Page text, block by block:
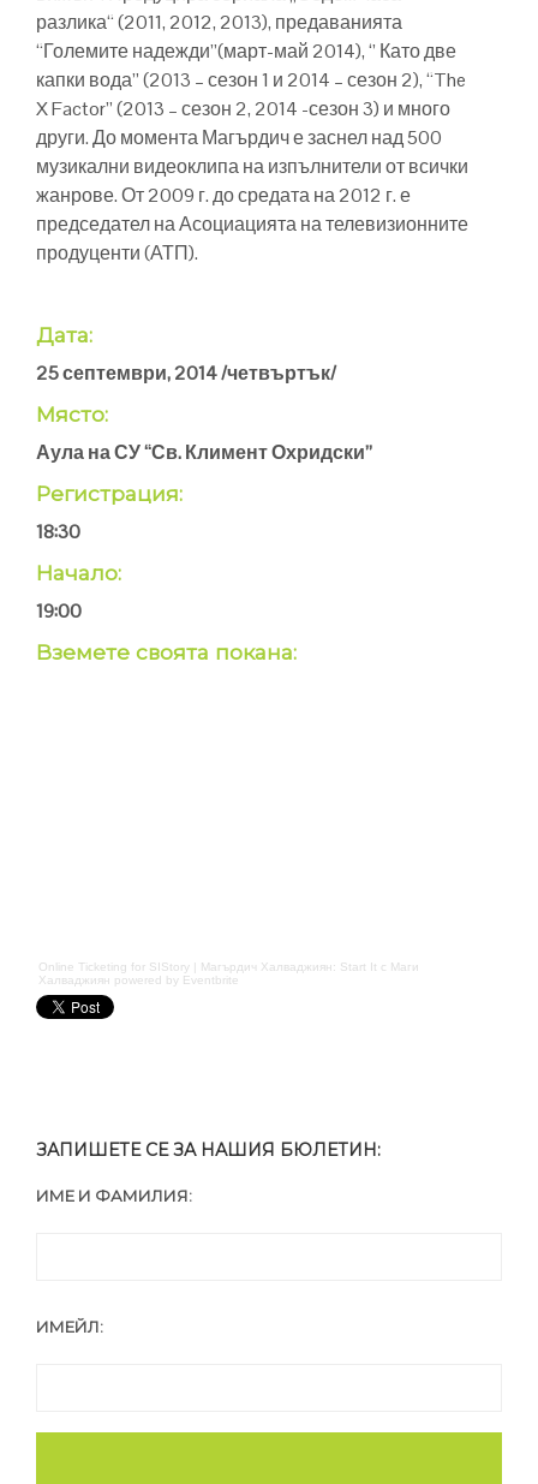
разлика“ (2011, 2012, 2013), предаванията
“Големите надежди”(март-май 2014), ‘’ Като две
капки вода” (2013 – сезон 1 и 2014 – сезон 2), “The
X Factor” (2013 – сезон 2, 2014 -сезон 3) и много
други. До момента Магърдич е заснел над 500
музикални видеоклипа на изпълнители от всички
жанрове. От 2009 г. до средата на 2012 г. е
председател на Асоциацията на телевизионните
продуценти (АТП).
Дата:
25 септември, 2014 /четвъртък/
Място:
Аула на СУ “Св. Климент Охридски”
Регистрация:
18:30
Начало:
19:00
Вземете своята покана:
Online Ticketing for SIStory | Магърдич Халваджиян: Start It с Маги
Халваджиян powered by Eventbrite
ЗАПИШЕТЕ СЕ ЗА НАШИЯ БЮЛЕТИН:
ИМЕ И ФАМИЛИЯ:
ИМЕЙЛ: